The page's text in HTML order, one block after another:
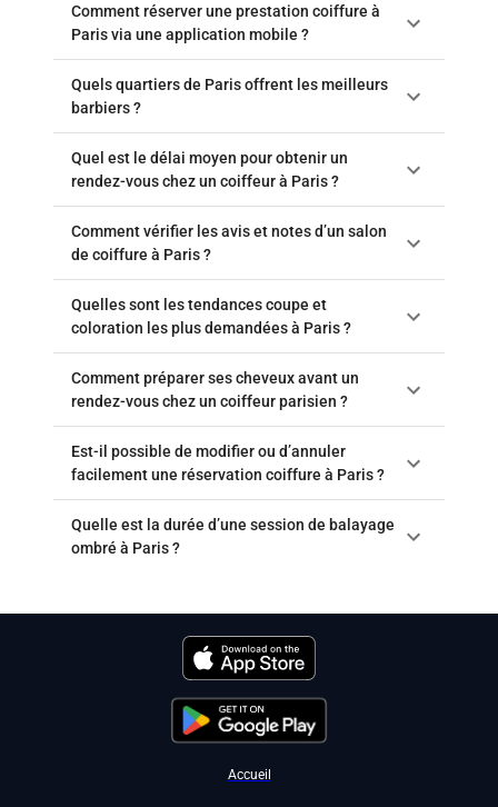
Comment réserver une prestation coiffure à
Paris via une application mobile ?
Quels quartiers de Paris offrent les meilleurs
barbiers ?
Quel est le délai moyen pour obtenir un
rendez-vous chez un coiffeur à Paris ?
Comment vérifier les avis et notes d’un salon
de coiffure à Paris ?
Quelles sont les tendances coupe et
coloration les plus demandées à Paris ?
Comment préparer ses cheveux avant un
rendez-vous chez un coiffeur parisien ?
Est-il possible de modifier ou d’annuler
facilement une réservation coiffure à Paris ?
Quelle est la durée d’une session de balayage
ombré à Paris ?
Accueil